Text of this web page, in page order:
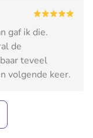
gaf ik die.
de
teveel
volgende keer.